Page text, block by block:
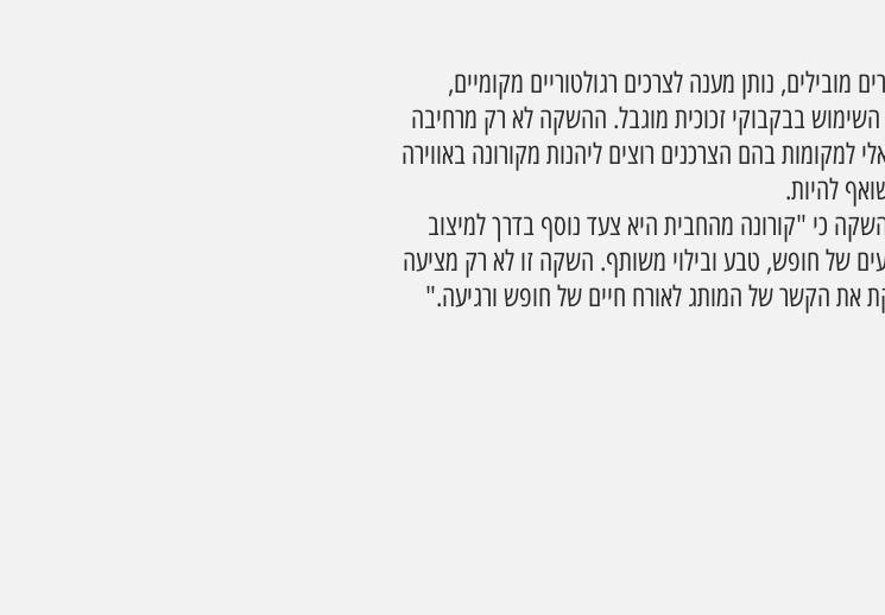
נותן מענה לצרכים רגולטוריים מקומיים,
השימוש בבקבוקי זכוכית מוגבל. ההשקה לא רק מרחיבה
בהם הצרכנים רוצים ליהנות מקורונה באווירה
להיות.
כי "קורונה מהחבית היא צעד נוסף בדרך למיצוב
של חופש, טבע ובילוי משותף. השקה זו לא רק מציעה
את הקשר של המותג לאורח חיים של חופש ורגיעה."